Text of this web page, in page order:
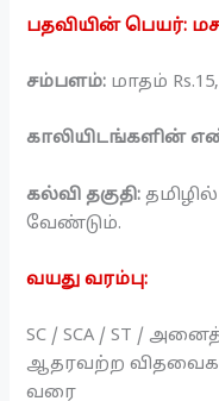
பதவியின் பெயர்:
சம்பளம்: மாதம்
காலியிடங்களின்
கல்வி தகுதி: தமிழில்
வேண்டும்.
வயது வரம்பு:
SC / SCA / ST /
ஆதரவற்ற விதவைகள்
வரை